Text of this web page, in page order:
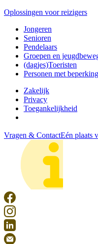
Oplossingen voor reizigers
Jongeren
Senioren
Pendelaars
Groepen en
(dagjes)Toeristen
Personen met
Zakelijk
Privacy
Toegankelijkheid
Vragen & ContactEén plaats